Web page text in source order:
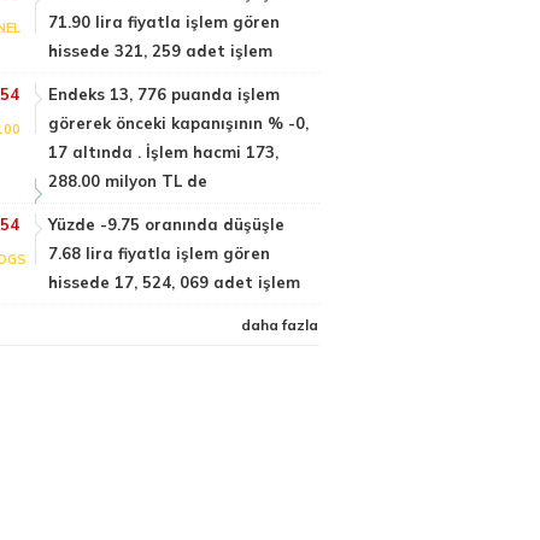
71.90 lira fiyatla işlem gören
hissede 321, 259 adet işlem
Endeks 13, 776 puanda işlem
görerek önceki kapanışının % -0,
17 altında . İşlem hacmi 173,
288.00 milyon TL de
Yüzde -9.75 oranında düşüşle
7.68 lira fiyatla işlem gören
hissede 17, 524, 069 adet işlem
daha fazla